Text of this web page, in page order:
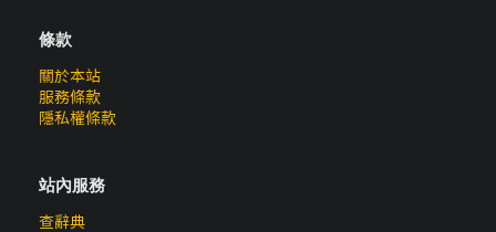
條款
關於本站
服務條款
隱私權條款
站內服務
查辭典